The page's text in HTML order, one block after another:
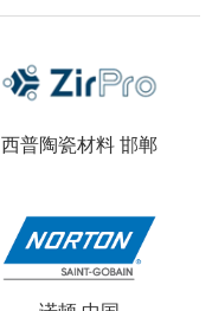
西普陶瓷材料 邯郸